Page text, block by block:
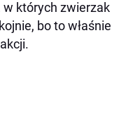
których zwierzak
bo to właśnie